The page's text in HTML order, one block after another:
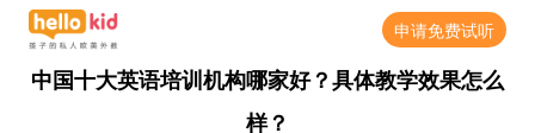
申请免费试听
中国十大英语培训机构哪家好？具体教学效果怎么
样？